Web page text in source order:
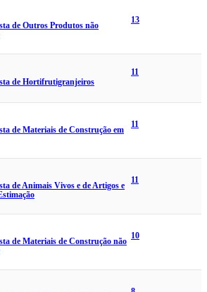
de Outros Produtos não
13
de Hortifrutigranjeiros
11
de Materiais de Construção em
11
de Animais Vivos e de Artigos e
11
de Materiais de Construção não
10